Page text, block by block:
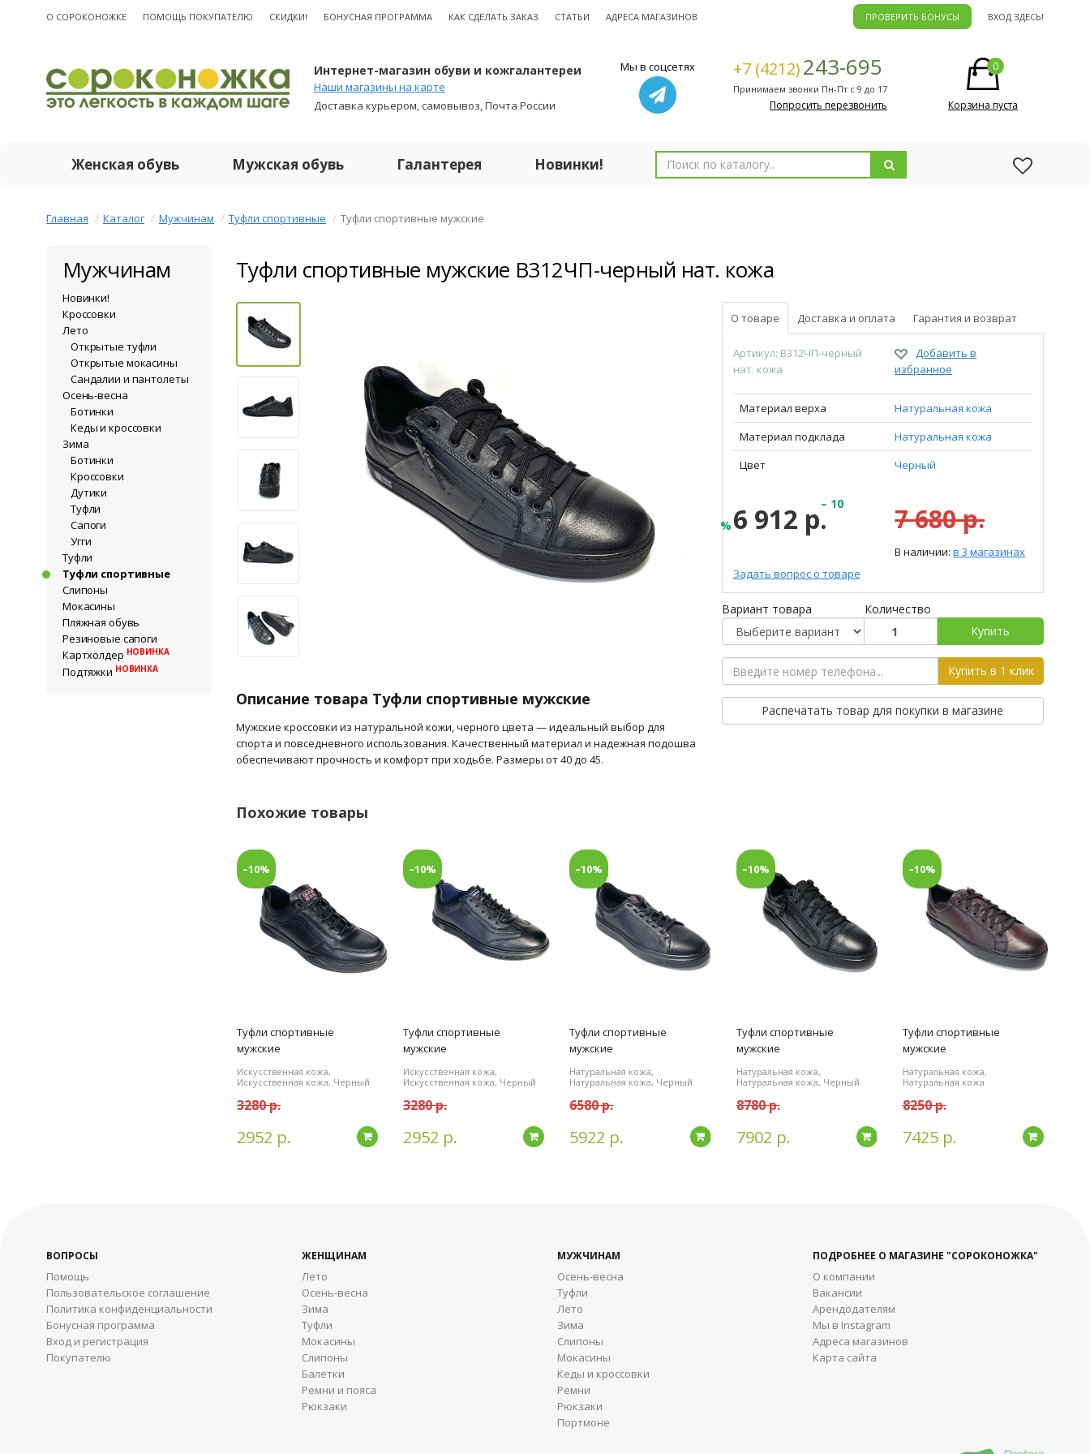
О CОРОКОНОЖКЕ ПОМОЩЬ ПОКУПАТЕЛЮ СКИДКИ! БОНУСНАЯ ПРОГРАММА КАК СДЕЛАТЬ ЗАКАЗ СТАТЬИ АДРЕСА МАГАЗИНОВ ПРОВЕРИТЬ БОНУСЫ ВХОД ЗДЕСЬ!
Интернет-магазин обуви и кожгалантереи
Наши магазины на карте
Доставка курьером, самовывоз, Почта России
Мы в соцсетях +7 (4212)243-695
Принимаем звонки Пн-Пт с 9 до 17
Попросить перезвонить
0
Корзина пуста
Женская обувь Мужская обувь Галантерея Новинки!
Главная Каталог Мужчинам Туфли спортивные Туфли спортивные мужские
Мужчинам
Новинки!
Кроссовки
Лето
Открытые туфли
Открытые мокасины
Сандалии и пантолеты
Осень-весна
Ботинки
Кеды и кроссовки
Зима
Ботинки
Кроссовки
Дутики
Туфли
Сапоги
Угги
Туфли
Туфли спортивные
Слипоны
Мокасины
Пляжная обувь
Резиновые сапоги
Картхолдер НОВИНКА
Подтяжки НОВИНКА
Туфли спортивные мужские В312ЧП-черный нат. кожа
Описание товара Туфли спортивные мужские
Мужские кроссовки из натуральной кожи, черного цвета — идеальный выбор для
спорта и повседневного использования. Качественный материал и надежная подошва
обеспечивают прочность и комфорт при ходьбе. Размеры от 40 до 45.
О товаре Доставка и оплата Гарантия и возврат
Артикул: В312ЧП-черный
нат. кожа
Добавить в
избранное
Материал верха
Натуральная кожа
Материал подклада
Натуральная кожа
Цвет
Черный
6 912 р.– 10
%
Задать вопрос о товаре
7 680 р.
В наличии:в 3 магазинах
Вариант товара
Количество
Купить
Купить в 1 клик
Распечатать товар для покупки в магазине
Похожие товары
–10%
Туфли спортивные
мужские
Искусственная кожа,
Искусственная кожа, Черный
3280 р.
2952 р. Подробнее
–10%
Туфли спортивные
мужские
Искусственная кожа,
Искусственная кожа, Черный
3280 р.
2952 р. Подробнее
–10%
Туфли спортивные
мужские
Натуральная кожа,
Натуральная кожа, Черный
6580 р.
5922 р. Подробнее
–10%
Туфли спортивные
мужские
Натуральная кожа,
Натуральная кожа, Черный
8780 р.
7902 р. Подробнее
–10%
Туфли спортивные
мужские
Натуральная кожа,
Натуральная кожа
8250 р.
7425 р.
ВОПРОСЫ
Помощь
Пользовательское соглашение
Политика конфиденциальности
Бонусная программа
Вход и регистрация
Покупателю
ЖЕНЩИНАМ
Лето
Осень-весна
Зима
Туфли
Мокасины
Слипоны
Балетки
Ремни и пояса
Рюкзаки
МУЖЧИНАМ
Осень-весна
Туфли
Лето
Зима
Cлипоны
Мокасины
Кеды и кроссовки
Ремни
Рюкзаки
Портмоне
ПОДРОБНЕЕ О МАГАЗИНЕ "СОРОКОНОЖКА"
О компании
Вакансии
Арендодателям
Мы в Instagram
Адреса магазинов
Карта сайта